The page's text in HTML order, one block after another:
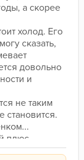
а скорее
холод. Его
сказать,
довольно
и
не таким
становится.
плюс -